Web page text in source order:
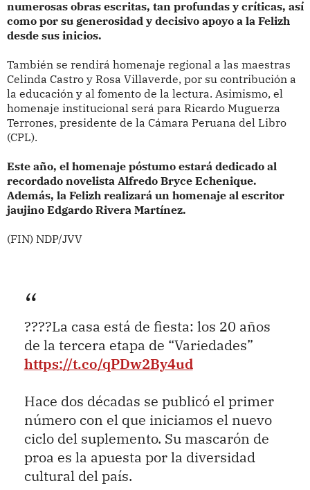
numerosas obras escritas, tan profundas y críticas, así
como por su generosidad y decisivo apoyo a la Felizh
desde sus inicios.
También se rendirá homenaje regional a las maestras
Celinda Castro y Rosa Villaverde, por su contribución a
la educación y al fomento de la lectura. Asimismo, el
homenaje institucional será para Ricardo Muguerza
Terrones, presidente de la Cámara Peruana del Libro
(CPL).
Este año, el homenaje póstumo estará dedicado al
recordado novelista Alfredo Bryce Echenique.
Además, la Felizh realizará un homenaje al escritor
jaujino Edgardo Rivera Martínez.
(FIN) NDP/JVV
????La casa está de fiesta: los 20 años
de la tercera etapa de “Variedades”
https://t.co/qPDw2By4ud
Hace dos décadas se publicó el primer
número con el que iniciamos el nuevo
ciclo del suplemento. Su mascarón de
proa es la apuesta por la diversidad
cultural del país.